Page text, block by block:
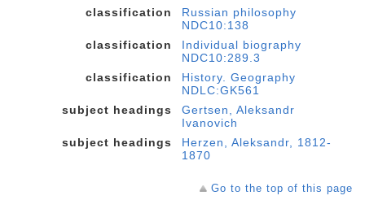
classification
Russian philosophy
NDC10:138
classification
Individual biography
NDC10:289.3
classification
History. Geography
NDLC:GK561
subject headings
Gertsen, Aleksandr
Ivanovich
subject headings
Herzen, Aleksandr, 1812-
1870
Go to the top of this page